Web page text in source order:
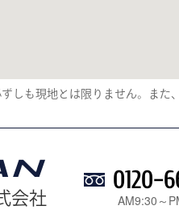
しも現地とは限りません。また
会社
0120-
AM9:30～